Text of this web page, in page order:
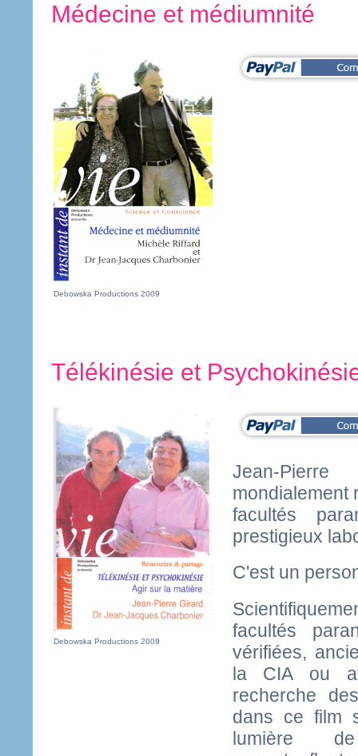
Médecine et médiumnité
Debowska Productions 2009
Télékinésie et
Debowska Productions 2009
Jean-
mondialement
facultés
prestigieux
C'est un
facultés
vérifiées,
la CIA ou
recherche
dans ce film
lumière